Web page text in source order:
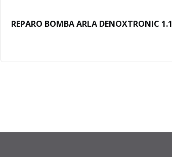
REPARO BOMBA ARLA DENOXTRONIC 1.1